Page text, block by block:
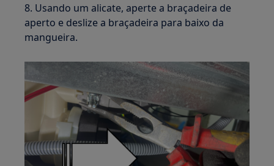
8. Usando um alicate, aperte a braçadeira de
aperto e deslize a braçadeira para baixo da
mangueira.